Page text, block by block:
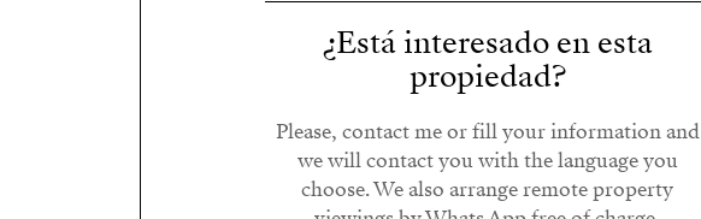
¿Está interesado en esta
propiedad?
Please, contact me or fill your information and
we will contact you with the language you
choose. We also arrange remote property